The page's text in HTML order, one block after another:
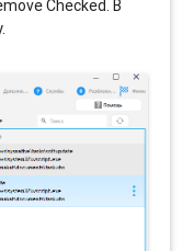
Checked. В